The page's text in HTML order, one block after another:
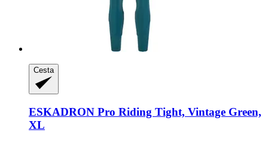
Cesta
ESKADRON Pro Riding Tight, Vintage Green,
XL